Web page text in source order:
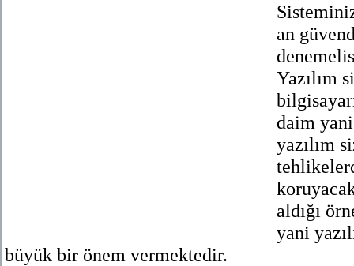
an
Yazılım
daim
yazılım
aldığı
yani
büyük bir önem vermektedir.